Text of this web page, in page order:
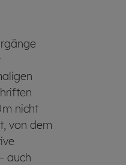
nicht
von dem
auch